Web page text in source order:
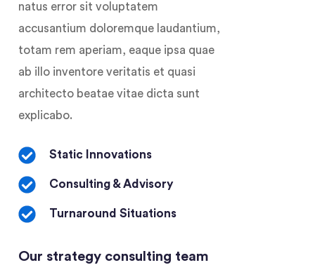
natus error sit voluptatem
accusantium doloremque laudantium,
totam rem aperiam, eaque ipsa quae
ab illo inventore veritatis et quasi
architecto beatae vitae dicta sunt
explicabo.
Static Innovations
Consulting & Advisory
Turnaround Situations
Our strategy consulting team